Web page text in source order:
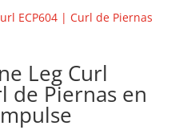
Leg Curl
de Piernas en